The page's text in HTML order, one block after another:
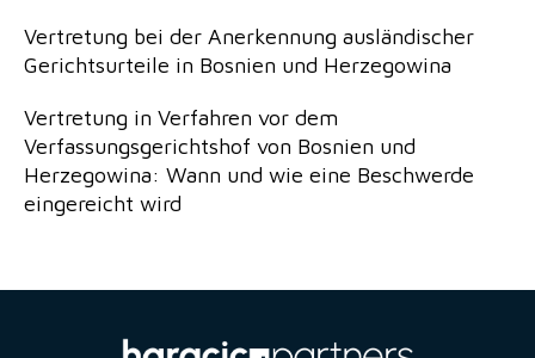
Vertretung bei der Anerkennung ausländischer
Gerichtsurteile in Bosnien und Herzegowina
Vertretung in Verfahren vor dem
Verfassungsgerichtshof von Bosnien und
Herzegowina: Wann und wie eine Beschwerde
eingereicht wird